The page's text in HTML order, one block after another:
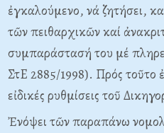
ἐγκαλούμενο, νά ζητήσει,
τῶν πειθαρχικῶν καί
συμπαράστασή του μέ
ΣτE 2885/1998). Πρός τοῦτο
εἰδικές ρυθμίσεις τοῦ
Ἐνόψει τῶν παραπάνω